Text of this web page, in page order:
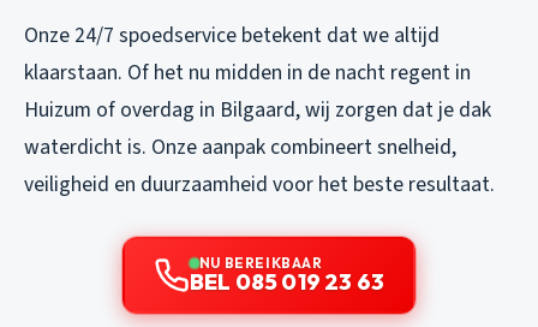
Onze 24/7 spoedservice betekent dat we altijd
klaarstaan. Of het nu midden in de nacht regent in
Huizum of overdag in Bilgaard, wij zorgen dat je dak
waterdicht is. Onze aanpak combineert snelheid,
veiligheid en duurzaamheid voor het beste resultaat.
NU BEREIKBAAR
BEL 085 019 23 63